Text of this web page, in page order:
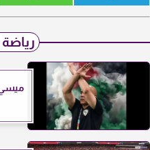
ميسي